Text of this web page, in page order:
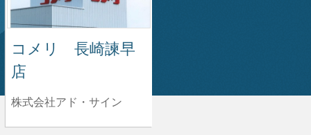
コメリ 長崎諫早
店
株式会社アド・サイン